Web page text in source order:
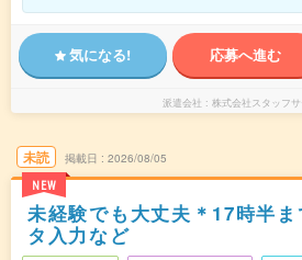
気になる! 応募へ進む
派遣会社 株式会社スタッフ
未読
NEW
掲載日 2026/08/05
未経験でも大丈夫＊17時半
タ入力など